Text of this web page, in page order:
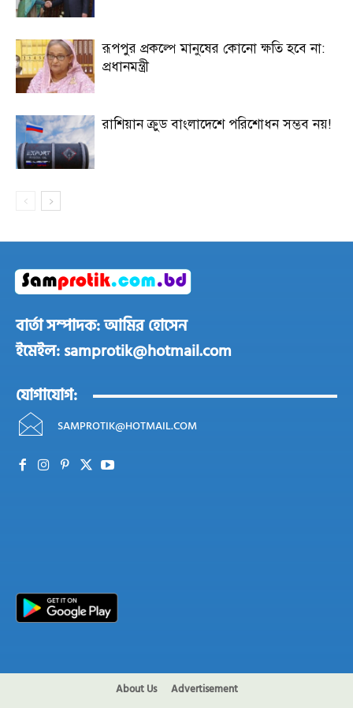
রূপপুর প্রকল্পে মানুষের কোনো ক্ষতি হবে না:
প্রধানমন্ত্রী
রাশিয়ান ক্রুড বাংলাদেশে পরিশোধন সম্ভব নয়!
বার্তা সম্পাদক: আমির হোসেন
ইমেইল: samprotik@hotmail.com
যোগাযোগ:
SAMPROTIK@HOTMAIL.COM
About Us Advertisement